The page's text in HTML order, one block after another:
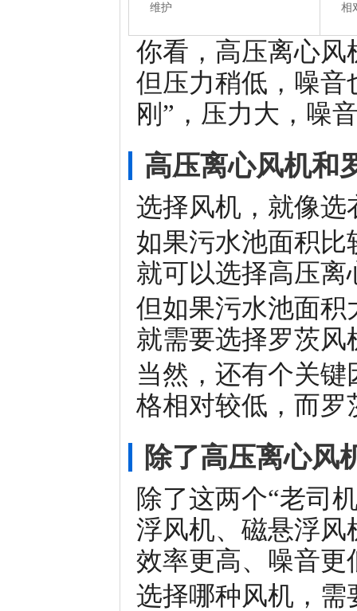
维护 相
你看，高压离心风
但压力稍低，噪音
刚”，压力大，噪
高压离心风机和
选择风机，就像选
如果污水池面积
就可以选择高压
但如果污水池面积
就需要选择罗茨
当然，还有个关
格相对较低，而罗
除了高压离心风
除了这两个“老司
浮风机、磁悬浮风
效率更高、噪音更
选择哪种风机，需